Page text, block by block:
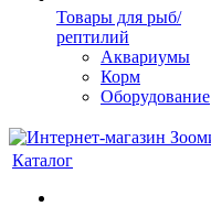
Товары для рыб/
рептилий
Аквариумы
Корм
Оборудование
Каталог